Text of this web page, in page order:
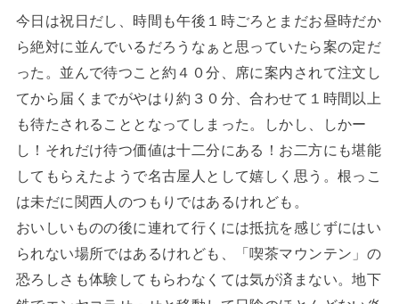
今日は祝日だし、時間も午後１時ごろとまだお昼時だか
ら絶対に並んでいるだろうなぁと思っていたら案の定だ
った。並んで待つこと約４０分、席に案内されて注文し
てから届くまでがやはり約３０分、合わせて１時間以上
も待たされることとなってしまった。しかし、しかー
し！それだけ待つ価値は十二分にある！お二方にも堪能
してもらえたようで名古屋人として嬉しく思う。根っこ
は未だに関西人のつもりではあるけれども。
おいしいものの後に連れて行くには抵抗を感じずにはい
られない場所ではあるけれども、「喫茶マウンテン」の
恐ろしさも体験してもらわなくては気が済まない。地下